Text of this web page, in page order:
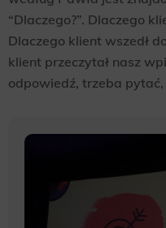
Scope responsible for displaying personalized ads
habits and demographic criteria. Also, third-party
websites, profile the user, providing him or her with
appropriate.
“Dlaczego?”. Dlaczego
Dlaczego klient wszedł
klient przeczytał nasz
odpowiedź, trzeba